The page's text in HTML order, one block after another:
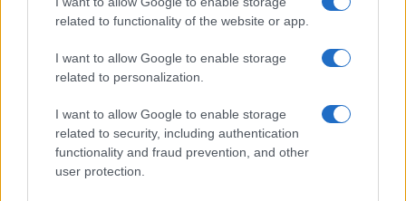
related to functionality of the website or app.
I want to allow Google to enable storage
related to personalization.
I want to allow Google to enable storage
related to security, including authentication
functionality and fraud prevention, and other
user protection.
(ETH)
$1,906.28
$590.60
XRP